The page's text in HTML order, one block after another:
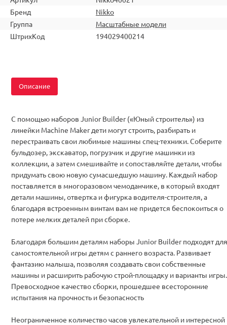
Бренд
Nikko
Группа
Масштабные модели
ШтрихКод
194029400214
Описание
С помощью наборов Junior Builder («Юный строитель») из
линейки Machine Maker дети могут строить, разбирать и
перестраивать свои любимые машины спец-техники. Соберите
бульдозер, экскаватор, погрузчик и другие машинки из
коллекции, а затем смешивайте и сопоставляйте детали, чтобы
придумать свою новую сумасшедшую машину. Каждый набор
поставляется в многоразовом чемоданчике, в который входят
детали машины, отвертка и фигурка водителя-строителя, а
благодаря встроенным винтам вам не придется беспокоиться о
потере мелких деталей при сборке.
Благодаря большим деталям наборы Junior Builder подходят для
самостоятельной игры детям с раннего возраста. Развивает
фантазию малыша, позволяя создавать свои собственные
машины и расширить рабочую строй-площадку и варианты игры.
Превосходное качество сборки, прошедшее всесторонние
испытания на прочность и безопасность
Неограниченное количество часов увлекательной и интересной